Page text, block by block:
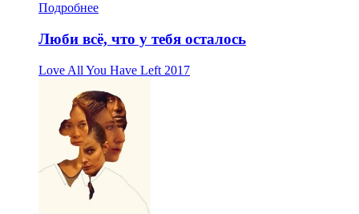
Подробнее
Люби всё, что у тебя осталось
Love All You Have Left 2017